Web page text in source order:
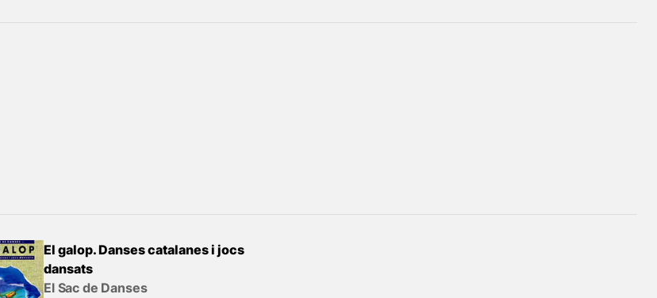
El galop. Danses catalanes i jocs
dansats
El Sac de Danses